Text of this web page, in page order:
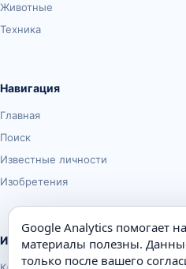
Животные
Техника
Навигация
Главная
Поиск
Известные личности
Изобретения
Информация
Google Analytics помогает
материалы полезны.
только после вашего